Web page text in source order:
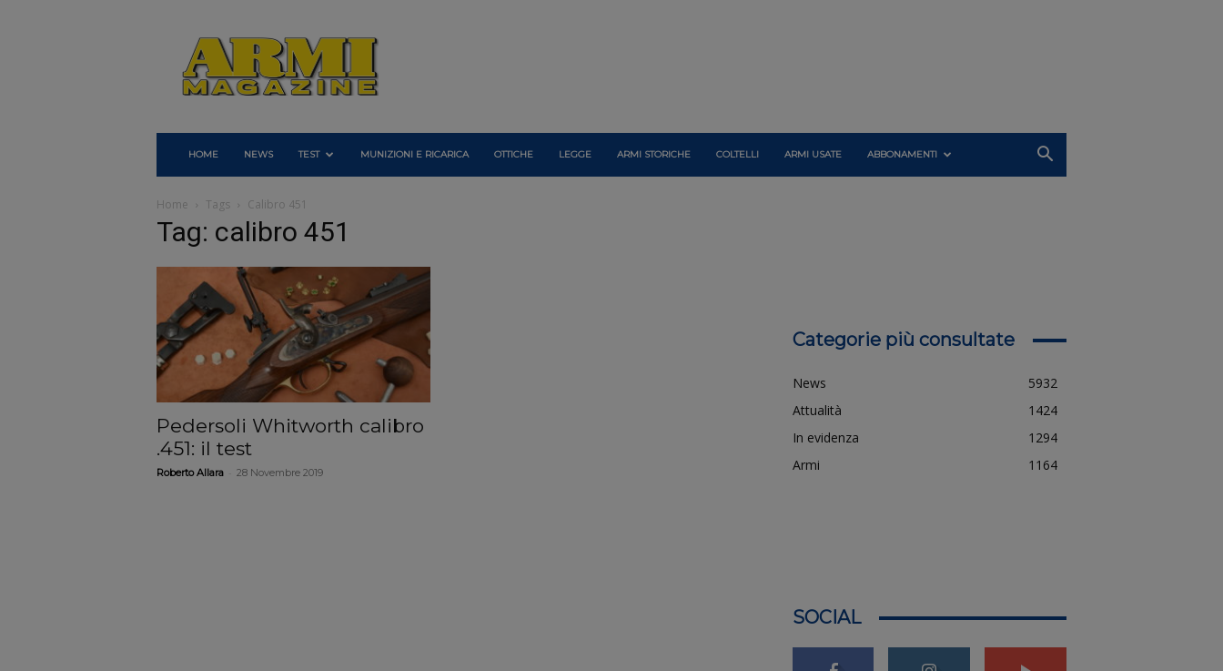
Armi
Magazine
HOME NEWS TEST MUNIZIONI E RICARICA OTTICHE LEGGE ARMI STORICHE COLTELLI ARMI USATE ABBONAMENTI
Home Tags Calibro 451
Tag: calibro 451
Pedersoli Whitworth calibro
.451: il test
Roberto Allara 28 Novembre 2019
Categorie più consultate
News
5932
Attualità
1424
In evidenza
1294
Armi
1164
SOCIAL